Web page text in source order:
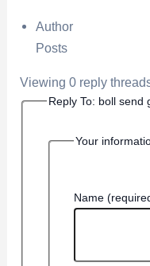
Author
Posts
Viewing 0 reply
Reply To: boll send
Your
Name